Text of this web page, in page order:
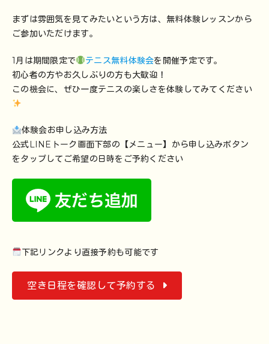
まずは雰囲気を見てみたいという方は、無料体験レッスンから
ご参加いただけます。
1月は期間限定で テニス無料体験会を開催予定です。
初心者の方やお久しぶりの方も大歓迎！
この機会に、ぜひ一度テニスの楽しさを体験してみてください
体験会お申し込み方法
公式LINEトーク画面下部の【メニュー】から申し込みボタン
をタップしてご希望の日時をご予約ください
下記リンクより直接予約も可能です
空き日程を確認して予約する